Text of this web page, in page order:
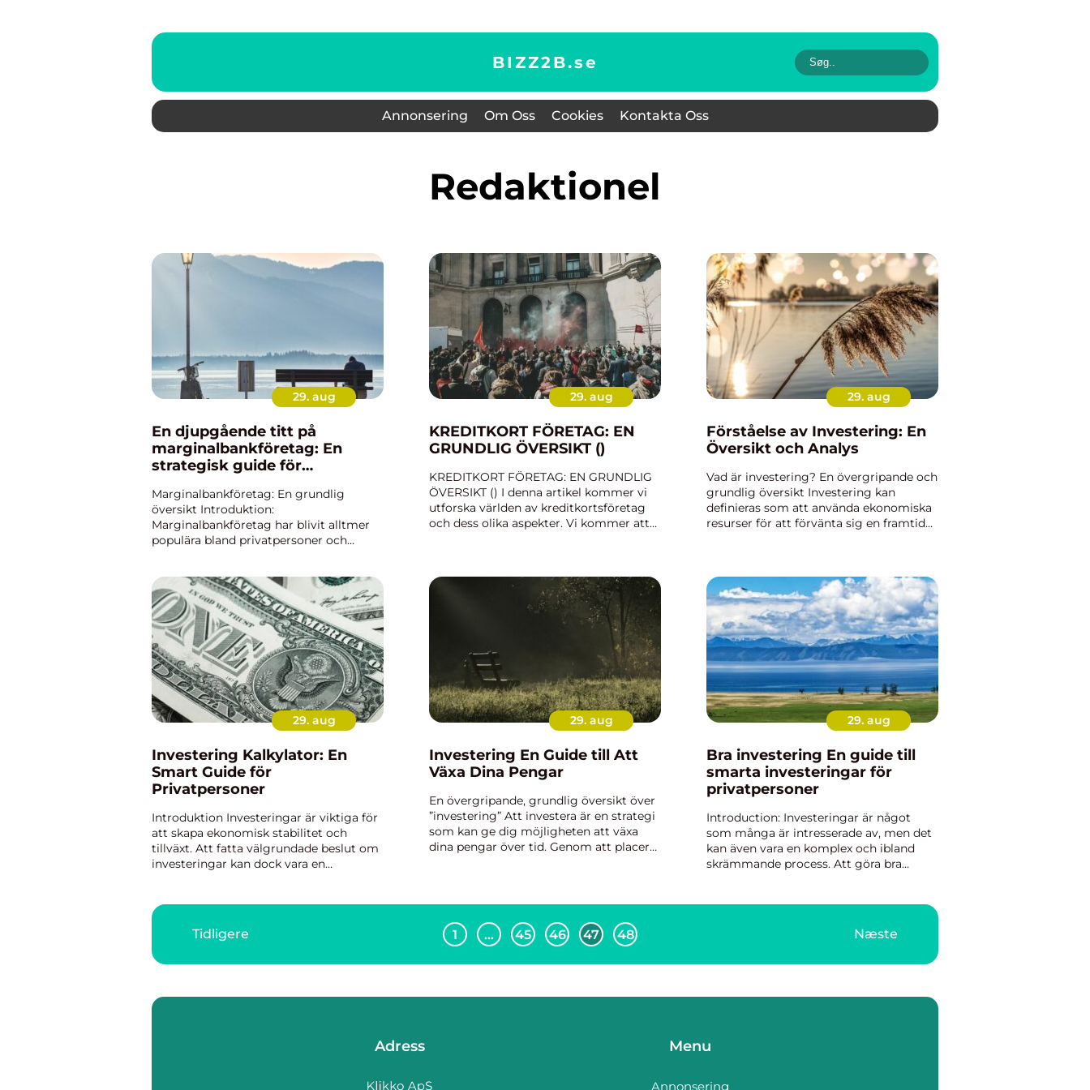
BIZZ2B.se
Annonsering Om Oss Cookies Kontakta Oss
redaktionel
29. aug
En djupgående titt på
marginalbankföretag: En
strategisk guide för
Marginalbankföretag: En grundlig
översikt Introduktion:
Marginalbankföretag har blivit alltmer
populära bland privatpersoner och
finanser. I denna artikel kommer vi att
u...
29. aug
KREDITKORT FÖRETAG: EN
GRUNDLIG ÖVERSIKT ()
KREDITKORT FÖRETAG: EN GRUNDLIG
ÖVERSIKT () I denna artikel kommer vi
utforska världen av kreditkortsföretag
och dess olika aspekter. Vi kommer att
29. aug
Förståelse av Investering: En
Översikt och Analys
Vad är investering? En övergripande och
grundlig översikt Investering kan
definieras som att använda ekonomiska
resurser för att förvänta sig en framtida
29. aug
Investering Kalkylator: En
Smart Guide för
Privatpersoner
Introduktion Investeringar är viktiga för
att skapa ekonomisk stabilitet och
tillväxt. Att fatta välgrundade beslut om
investeringar kan dock vara en
kommer in i bilden. Denna ar...
29. aug
Investering En Guide till Att
Växa Dina Pengar
En övergripande, grundlig översikt över
”investering” Att investera är en strategi
som kan ge dig möjligheten att växa
dina pengar över tid. Genom att placera
29. aug
Bra investering En guide till
smarta investeringar för
privatpersoner
Introduction: Investeringar är något
som många är intresserade av, men det
kan även vara en komplex och ibland
skrämmande process. Att göra bra
Tidligere 1 … 45 46 47 48 Næste
Adress Menu
Annonsering